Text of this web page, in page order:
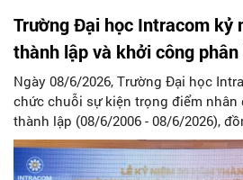
Trường Đại học Intracom kỷ
thành lập và khởi công
Ngày 08/6/2026, Trường Đại học
chức chuỗi sự kiện trọng điểm nhân
thành lập (08/6/2006 - 08/6/2026),
nhận diện thương hiệu mới và khởi
Nội.